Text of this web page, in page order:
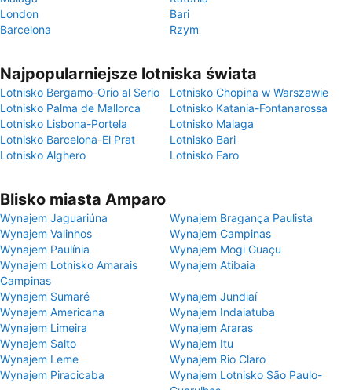
London
Bari
Barcelona
Rzym
Najpopularniejsze lotniska świata
Lotnisko Bergamo-Orio al Serio
Lotnisko Chopina w Warszawie
Lotnisko Palma de Mallorca
Lotnisko Katania-Fontanarossa
Lotnisko Lisbona-Portela
Lotnisko Malaga
Lotnisko Barcelona-El Prat
Lotnisko Bari
Lotnisko Alghero
Lotnisko Faro
Blisko miasta Amparo
Wynajem Jaguariúna
Wynajem Bragança Paulista
Wynajem Valinhos
Wynajem Campinas
Wynajem Paulínia
Wynajem Mogi Guaçu
Wynajem Lotnisko Amarais
Campinas
Wynajem Atibaia
Wynajem Sumaré
Wynajem Jundiaí
Wynajem Americana
Wynajem Indaiatuba
Wynajem Limeira
Wynajem Araras
Wynajem Salto
Wynajem Itu
Wynajem Leme
Wynajem Rio Claro
Wynajem Piracicaba
Wynajem Lotnisko São Paulo-